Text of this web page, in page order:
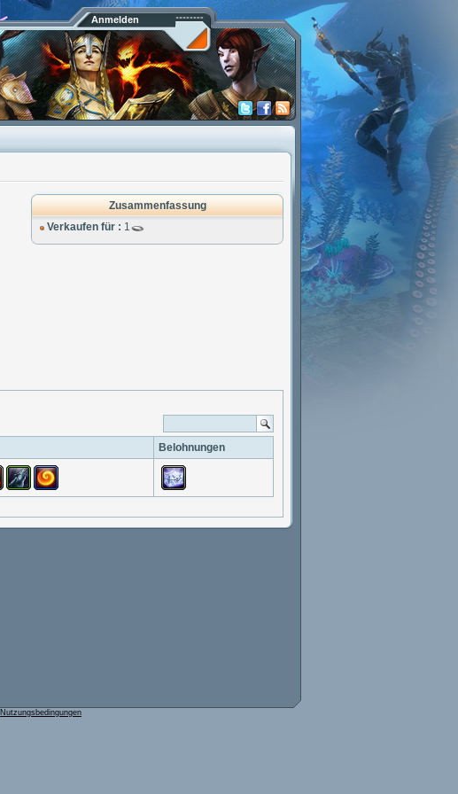
Anmelden
Zusammenfassung
Verkaufen für : 1
Belohnungen
Nutzungsbedingungen